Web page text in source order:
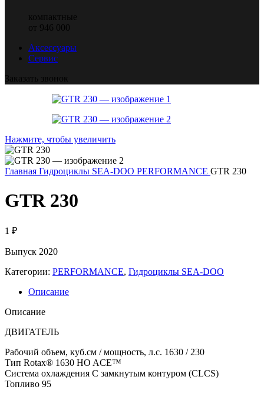
компактные
от 946 000
Аксессуары
Сервис
Заказать звонок
Нажмите, чтобы увеличить
Главная Гидроциклы SEA-DOO PERFORMANCE GTR 230
GTR 230
1 ₽
Выпуск 2020
Категории: PERFORMANCE, Гидроциклы SEA-DOO
Описание
Описание
ДВИГАТЕЛЬ
Рабочий объем, куб.см / мощность, л.с. 1630 / 230
Тип Rotax® 1630 HO ACE™
Система охлаждения С замкнутым контуром (CLCS)
Топливо 95